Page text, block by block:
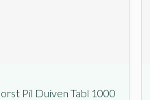
Pil Duiven Tabl 1000